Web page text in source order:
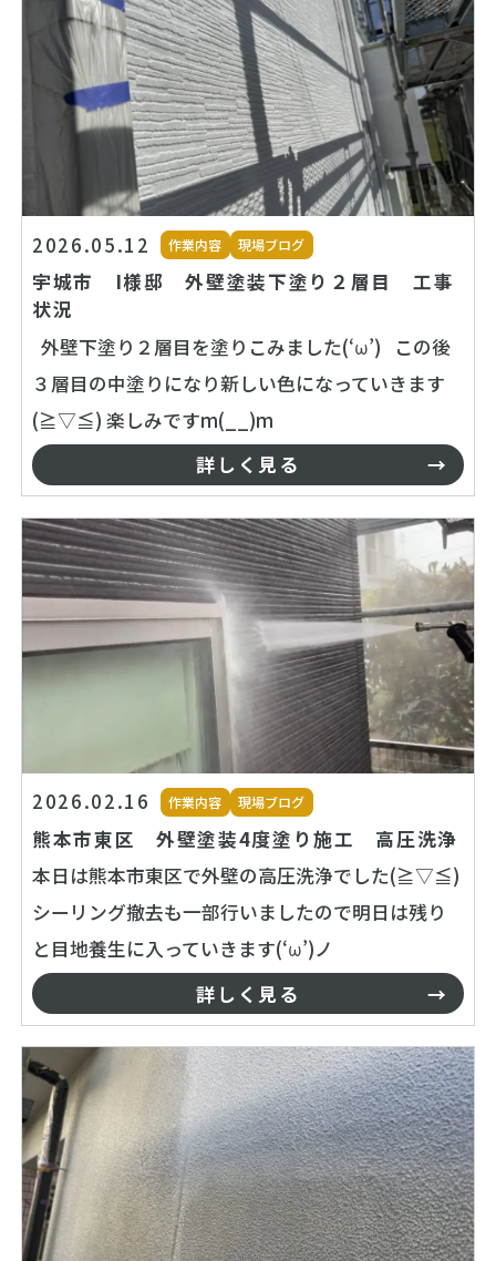
2026.05.12 作業内容 現場ブログ
宇城市 I様邸 外壁塗装下塗り２層目 工事
状況
外壁下塗り２層目を塗りこみました(‘ω’) この後
３層目の中塗りになり新しい色になっていきます
(≧▽≦) 楽しみですm(__)m
詳しく見る
2026.02.16 作業内容 現場ブログ
熊本市東区 外壁塗装4度塗り施工 高圧洗浄
本日は熊本市東区で外壁の高圧洗浄でした(≧▽≦)
シーリング撤去も一部行いましたので明日は残り
と目地養生に入っていきます(‘ω’)ノ
詳しく見る